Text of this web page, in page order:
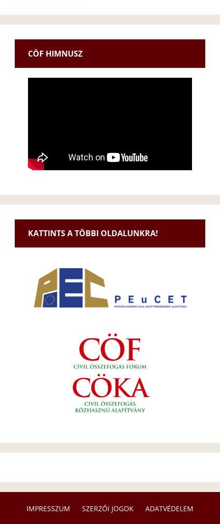
CÖF HIMNUSZ
KATTINTS A TÖBBI OLDALUNKRA!
IMPRESSZUM SZERZŐI JOGOK ADATVÉDELEM